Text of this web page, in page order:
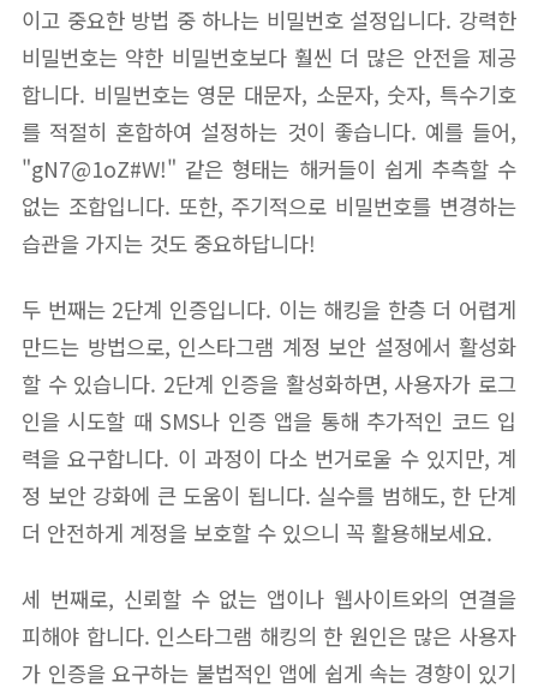
이고 중요한 방법 중 하나는 비밀번호 설정입니다. 강력한
비밀번호는 약한 비밀번호보다 훨씬 더 많은 안전을 제공
합니다. 비밀번호는 영문 대문자, 소문자, 숫자, 특수기호
를 적절히 혼합하여 설정하는 것이 좋습니다. 예를 들어,
"gN7@1oZ#W!" 같은 형태는 해커들이 쉽게 추측할 수
없는 조합입니다. 또한, 주기적으로 비밀번호를 변경하는
습관을 가지는 것도 중요하답니다!
두 번째는 2단계 인증입니다. 이는 해킹을 한층 더 어렵게
만드는 방법으로, 인스타그램 계정 보안 설정에서 활성화
할 수 있습니다. 2단계 인증을 활성화하면, 사용자가 로그
인을 시도할 때 SMS나 인증 앱을 통해 추가적인 코드 입
력을 요구합니다. 이 과정이 다소 번거로울 수 있지만, 계
정 보안 강화에 큰 도움이 됩니다. 실수를 범해도, 한 단계
더 안전하게 계정을 보호할 수 있으니 꼭 활용해보세요.
세 번째로, 신뢰할 수 없는 앱이나 웹사이트와의 연결을
피해야 합니다. 인스타그램 해킹의 한 원인은 많은 사용자
가 인증을 요구하는 불법적인 앱에 쉽게 속는 경향이 있기